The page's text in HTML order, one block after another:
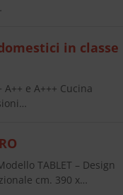
in classe
e A+++ Cucina
TABLET – Design
cm. 390 x…